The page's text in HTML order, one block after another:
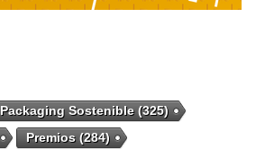
Packaging Sostenible(325)
Premios(284)